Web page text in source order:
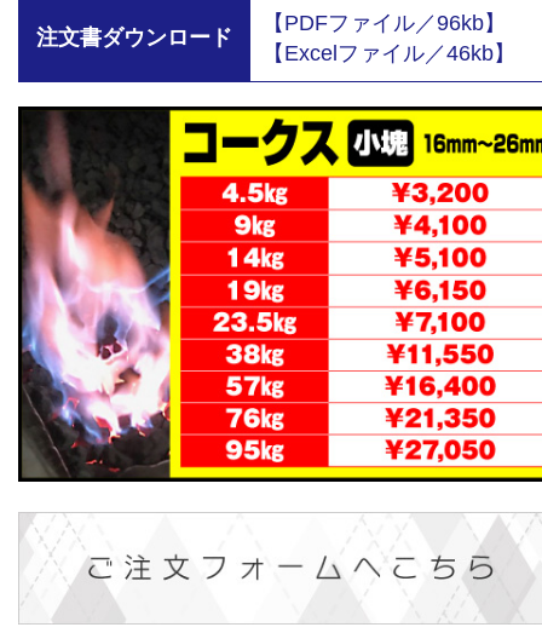
注文書ダウンロード
【PDFファイル／96kb】
【Excelファイル／46kb】